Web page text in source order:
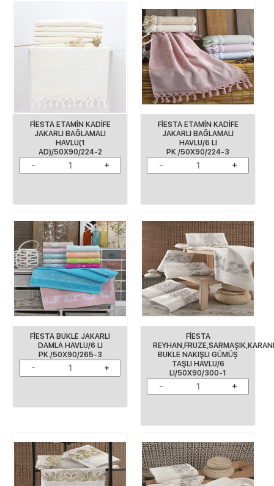
FİESTA ETAMİN KADİFE
JAKARLI BAĞLAMALI
HAVLU(1
AD)/50X90/224-2
FİESTA ETAMİN KADİFE
JAKARLI BAĞLAMALI
HAVLU/6 LI
PK./50X90/224-3
FİESTA BUKLE JAKARLI
DAMLA HAVLU/6 LI
PK./50X90/265-3
FİESTA
BUKLE NAKIŞLI GÜMÜŞ
TAŞLI HAVLU/6
LI/50X90/300-1